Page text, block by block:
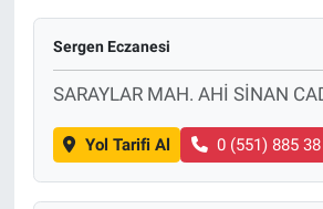
Sergen Eczanesi
SARAYLAR MAH. AHİ SİNAN
Yol Tarifi Al 0 (551) 885